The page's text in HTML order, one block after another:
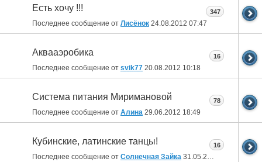
Есть хочу !!!
Последнее сообщение от Лисёнок 24.08.2012 07:47
347
Аквааэробика
Последнее сообщение от svik77 20.08.2012 10:18
16
Система питания Миримановой
Последнее сообщение от Алина 29.06.2012 18:49
78
Кубинские, латинские танцы!
Последнее сообщение от Солнечная Зайка 31.05.2012
16